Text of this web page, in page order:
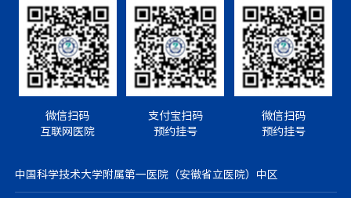
微信扫码
互联网医院
支付宝扫码
预约挂号
微信扫码
预约挂号
中国科学技术大学附属第一医院（安徽省立医院）中区